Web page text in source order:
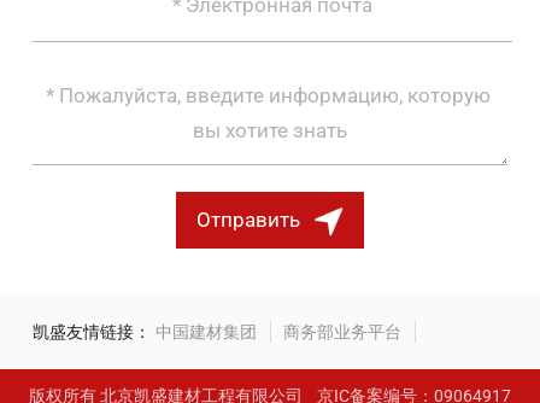
Отправить
凯盛友情链接： 中国建材集团 商务部业务平台
版权所有 北京凯盛建材工程有限公司 京IC备案编号：09064917